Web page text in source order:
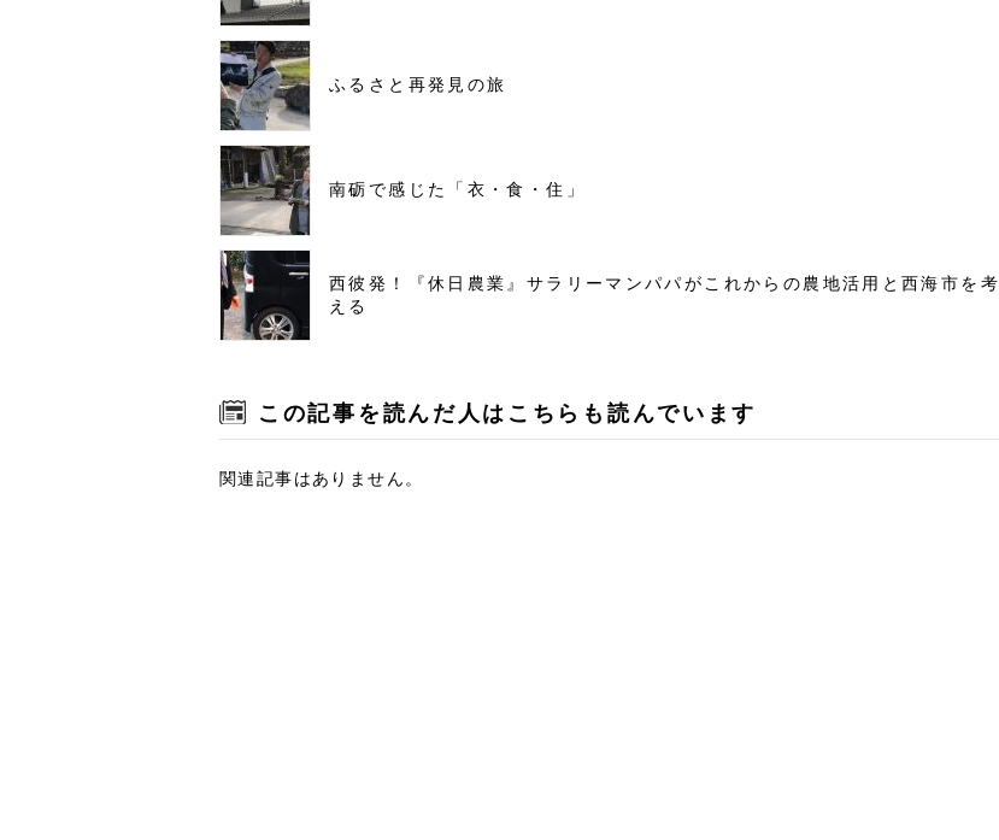
ふるさと再発見の旅
南砺で感じた「衣・食・住」
西彼発！『休日農業』サラリーマンパパがこれからの農地活用と西海市を考
える
この記事を読んだ人はこちらも読んでいます
関連記事はありません。